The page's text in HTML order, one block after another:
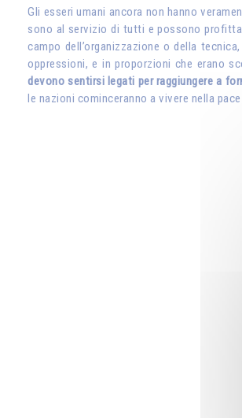
Gli esseri umani ancora non hanno
sono al servizio di tutti e possono
campo dell’organizzazione o della
oppressioni, e in proporzioni che erano
devono sentirsi legati per raggiungere a
le nazioni cominceranno a vivere nella